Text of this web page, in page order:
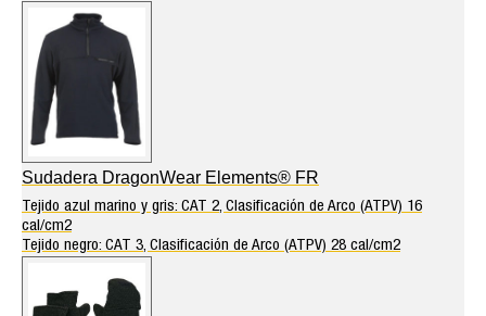
Sudadera DragonWear Elements® FR
Tejido azul marino y gris: CAT 2, Clasificación de Arco (ATPV) 16
cal/cm2
Tejido negro: CAT 3, Clasificación de Arco (ATPV) 28 cal/cm2